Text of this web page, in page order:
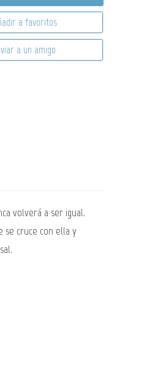
a favoritos
a un amigo
volverá a ser igual.
se cruce con ella y